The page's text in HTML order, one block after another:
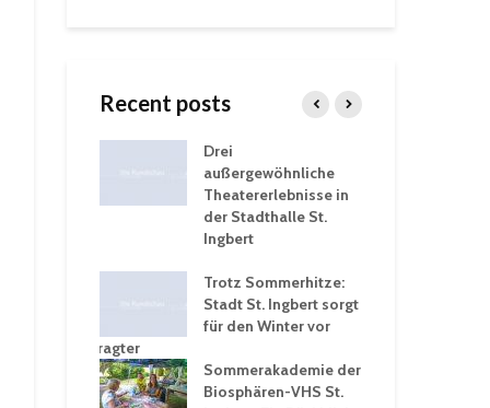
Recent posts
Drei
außergewöhnliche
Theatererlebnisse in
der Stadthalle St.
Ingbert
Trotz Sommerhitze:
Stadt St. Ingbert sorgt
für den Winter vor
Sommerakademie der
Biosphären-VHS St.